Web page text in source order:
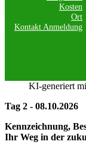
Kosten
Ort
Kontakt Anmeldung
Weitere Termine
Anmeldeschluss:
Diese Veranstaltung
KI-generiert
Tag 2 - 08.10.2026
Kennzeichnung,
Ihr Weg in der